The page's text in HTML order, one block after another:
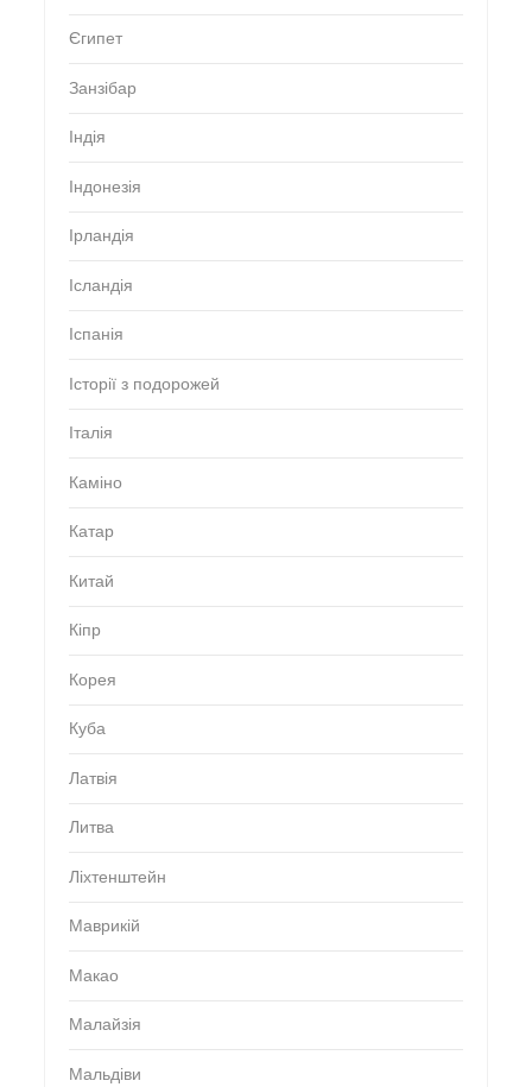
Єгипет
Занзібар
Індія
Індонезія
Ірландія
Ісландія
Іспанія
Історії з подорожей
Італія
Каміно
Катар
Китай
Кіпр
Корея
Куба
Латвія
Литва
Ліхтенштейн
Маврикій
Макао
Малайзія
Мальдіви